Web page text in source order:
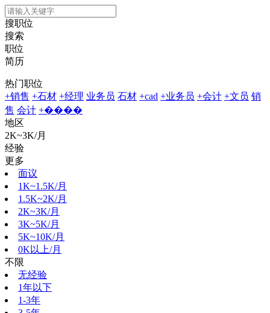
搜职位
搜索
职位
简历
热门职位
+销售 +石材 +经理 业务员 石材 +cad +业务员 +会计 +文员 销
售 会计 +����
地区
2K~3K/月
经验
更多
面议
1K~1.5K/月
1.5K~2K/月
2K~3K/月
3K~5K/月
5K~10K/月
0K以上/月
不限
无经验
1年以下
1-3年